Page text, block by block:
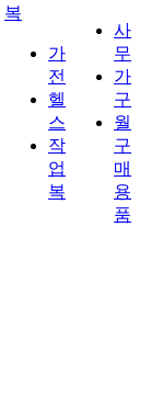
복
가
전
헬
스
작
업
복
사
무
가
구
월
구
매
용
품